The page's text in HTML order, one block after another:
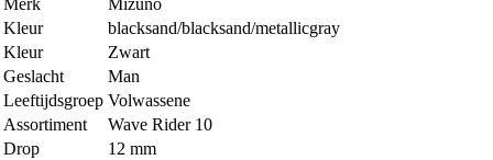
Merk
Mizuno
Kleur
blacksand/blacksand/metallicgray
Kleur
Zwart
Geslacht
Man
Leeftijdsgroep Volwassene
Assortiment
Wave Rider 10
Drop
12 mm